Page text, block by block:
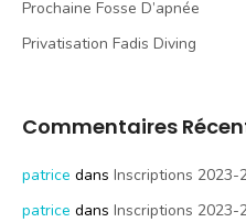
Prochaine Fosse D’apnée
Privatisation Fadis Diving
Commentaires
patrice dans Inscriptions 2023-
patrice dans Inscriptions 2023-